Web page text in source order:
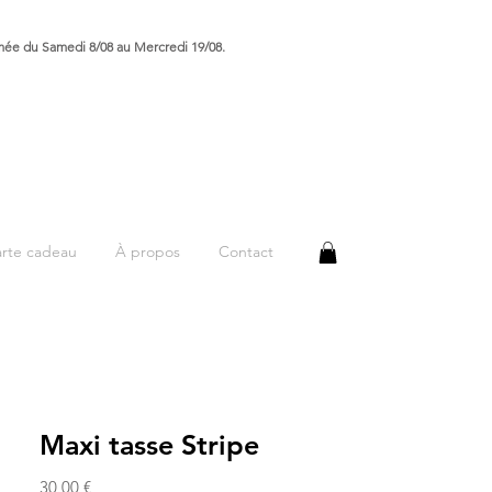
du Samedi 8/08 au Mercredi 19/08.
cadeau À propos Contact
Maxi tasse Stripe
30,00 €Prix